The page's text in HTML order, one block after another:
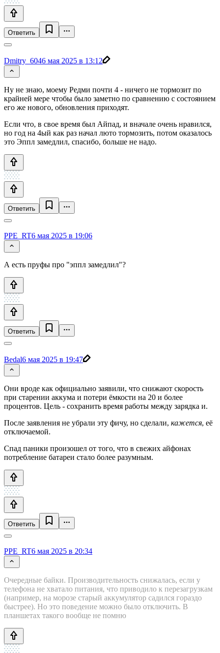
Ответить
Dmitry_6046 мая 2025 в 13:12
Ну не знаю, моему Редми почти 4 - ничего не тормозит по
крайней мере чтобы было заметно по сравнению с состоянием
его же нового, обновления приходят.
Если что, в свое время был Айпад, и вначале очень нравился,
но год на 4ый как раз начал люто тормозить, потом оказалось
это Эппл замедлил, спасибо, больше не надо.
Ответить
PPE_RT6 мая 2025 в 19:06
А есть пруфы про "эппл замедлил"?
Ответить
Bedal6 мая 2025 в 19:47
Они вроде как официально заявили, что снижают скорость
при старении аккума и потери ёмкости на 20 и более
процентов. Цель - сохранить время работы между зарядка и.
После заявления не убрали эту фичу, но сделали, кажется, её
отключаемой.
Спад паники произошел от того, что в свежих айфонах
потребление батареи стало более разумным.
Ответить
PPE_RT6 мая 2025 в 20:34
Очередные байки. Производительность снижалась, если у
телефона не хватало питания, что приводило к перезагрузкам
(например, на морозе старый аккумулятор садился гораздо
быстрее). Но это поведение можно было отключить. В
планшетах такого вообще не помню